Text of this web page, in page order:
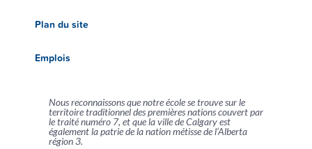
Plan du site
Emplois
Nous reconnaissons que notre école se trouve sur le
territoire traditionnel des premières nations couvert par
le traité numéro 7, et que la ville de Calgary est
également la patrie de la nation métisse de l’Alberta
région 3.